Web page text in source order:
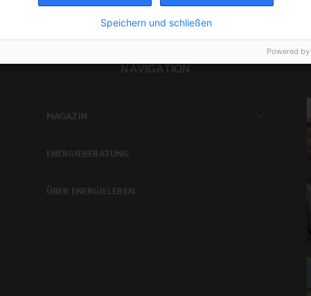
NAVIGATION
MAGAZIN
ENERGIEBERATUNG
ÜBER ENERGIELEBEN
Speichern und schließen
Powered by